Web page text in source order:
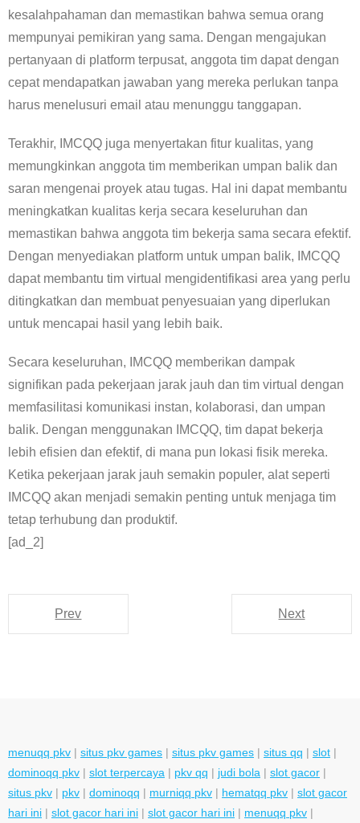
kesalahpahaman dan memastikan bahwa semua orang
mempunyai pemikiran yang sama. Dengan mengajukan
pertanyaan di platform terpusat, anggota tim dapat dengan
cepat mendapatkan jawaban yang mereka perlukan tanpa
harus menelusuri email atau menunggu tanggapan.
Terakhir, IMCQQ juga menyertakan fitur kualitas, yang
memungkinkan anggota tim memberikan umpan balik dan
saran mengenai proyek atau tugas. Hal ini dapat membantu
meningkatkan kualitas kerja secara keseluruhan dan
memastikan bahwa anggota tim bekerja sama secara efektif.
Dengan menyediakan platform untuk umpan balik, IMCQQ
dapat membantu tim virtual mengidentifikasi area yang perlu
ditingkatkan dan membuat penyesuaian yang diperlukan
untuk mencapai hasil yang lebih baik.
Secara keseluruhan, IMCQQ memberikan dampak
signifikan pada pekerjaan jarak jauh dan tim virtual dengan
memfasilitasi komunikasi instan, kolaborasi, dan umpan
balik. Dengan menggunakan IMCQQ, tim dapat bekerja
lebih efisien dan efektif, di mana pun lokasi fisik mereka.
Ketika pekerjaan jarak jauh semakin populer, alat seperti
IMCQQ akan menjadi semakin penting untuk menjaga tim
tetap terhubung dan produktif.
[ad_2]
Prev Next
menuqq pkv | situs pkv games | situs pkv games | situs qq | slot |
dominoqq pkv | slot terpercaya | pkv qq | judi bola | slot gacor |
situs pkv | pkv | dominoqq | murniqq pkv | hematqq pkv | slot gacor
hari ini | slot gacor hari ini | slot gacor hari ini | menuqq pkv |